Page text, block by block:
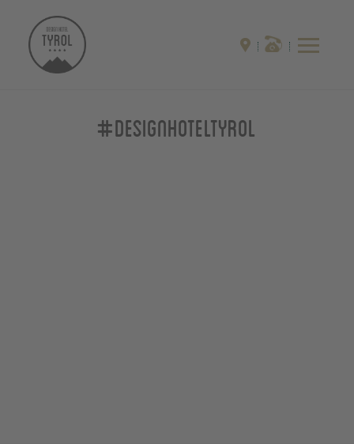
#designhoteltyrol